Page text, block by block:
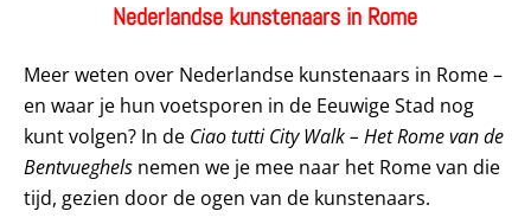
Nederlandse kunstenaars in Rome
Meer weten over Nederlandse kunstenaars in Rome –
en waar je hun voetsporen in de Eeuwige Stad nog
kunt volgen? In de Ciao tutti City Walk – Het Rome van de
Bentvueghels nemen we je mee naar het Rome van die
tijd, gezien door de ogen van de kunstenaars.